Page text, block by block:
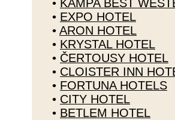
• KAMPA BEST
• EXPO HOTEL
• ARON HOTEL
• KRYSTAL HOTEL
• ČERTOUSY HOTEL
• CLOISTER INN
• FORTUNA HOTELS
• CITY HOTEL
• BETLEM HOTEL